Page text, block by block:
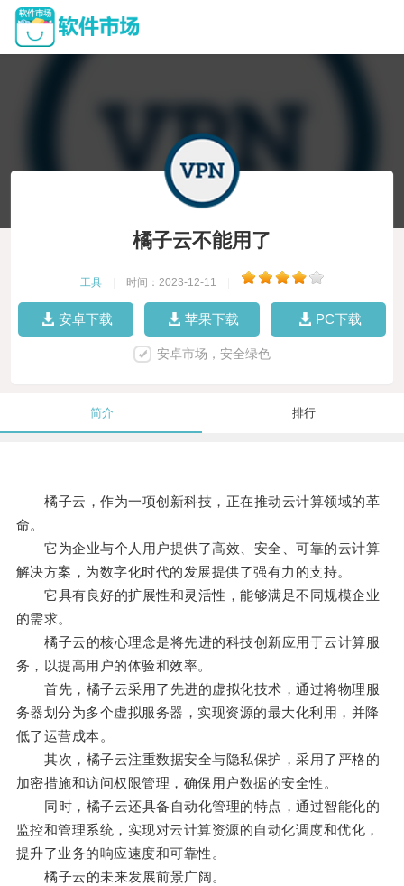
橘子云不能用了
工具 时间：2023-12-11
安卓下载 苹果下载 PC下载
安卓市场，安全绿色
简介 排行
橘子云，作为一项创新科技，正在推动云计算领域的革
命。
它为企业与个人用户提供了高效、安全、可靠的云计算
解决方案，为数字化时代的发展提供了强有力的支持。
它具有良好的扩展性和灵活性，能够满足不同规模企业
的需求。
橘子云的核心理念是将先进的科技创新应用于云计算服
务，以提高用户的体验和效率。
首先，橘子云采用了先进的虚拟化技术，通过将物理服
务器划分为多个虚拟服务器，实现资源的最大化利用，并降
低了运营成本。
其次，橘子云注重数据安全与隐私保护，采用了严格的
加密措施和访问权限管理，确保用户数据的安全性。
同时，橘子云还具备自动化管理的特点，通过智能化的
监控和管理系统，实现对云计算资源的自动化调度和优化，
提升了业务的响应速度和可靠性。
橘子云的未来发展前景广阔。